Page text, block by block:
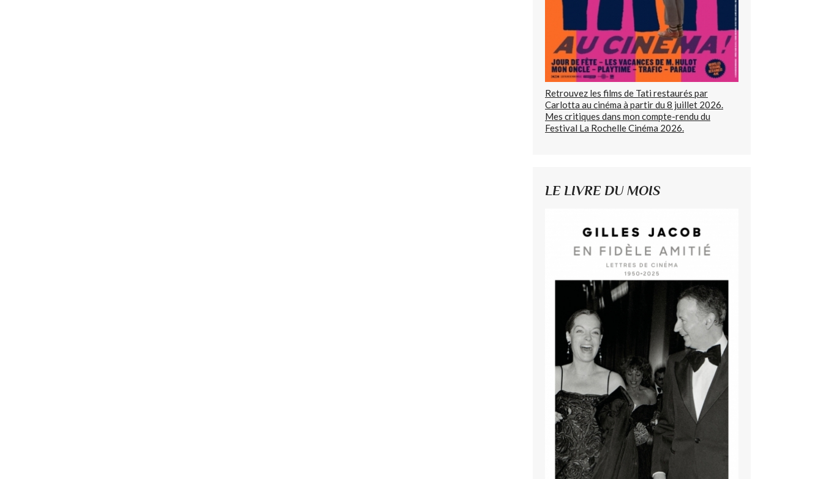
Retrouvez les films de Tati restaurés par
Carlotta au cinéma à partir du 8 juillet 2026.
Mes critiques dans mon compte-rendu du
Festival La Rochelle Cinéma 2026.
LE LIVRE DU MOIS